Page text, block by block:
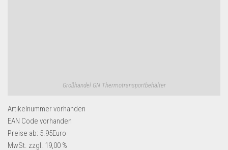
Großhandel GN Thermotransportbehälter
Artikelnummervorhanden
EAN Code vorhanden
Preise ab: 5.95Euro
MwSt. zzgl. 19,00 %